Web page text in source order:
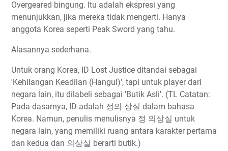
Overgeared bingung. Itu adalah ekspresi yang
menunjukkan, jika mereka tidak mengerti. Hanya
anggota Korea seperti Peak Sword yang tahu.
Alasannya sederhana.
Untuk orang Korea, ID Lost Justice ditandai sebagai
'Kehilangan Keadilan (Hangul)', tapi untuk player dari
negara lain, itu dilabeli sebagai 'Butik Asli'. (TL Catatan:
Pada dasarnya, ID adalah 정의 상실 dalam bahasa
Korea. Namun, penulis menulisnya 정 의상실 untuk
negara lain, yang memiliki ruang antara karakter pertama
dan kedua dan 의상실 berarti butik.)